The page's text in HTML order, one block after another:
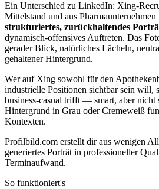
Ein Unterschied zu LinkedIn: Xing-
Mittelstand und aus Pharmaunternehmen
strukturiertes, zurückhaltendes
dynamisch-offensives Auftreten. Das
gerader Blick, natürliches Lächeln,
gehaltener Hintergrund.
Wer auf Xing sowohl für den
industrielle Positionen sichtbar sein will,
business-casual trifft — smart, aber nicht
Hintergrund in Grau oder Cremeweiß
Kontexten.
Profilbild.com erstellt dir aus wenigen
generiertes Porträt in professioneller
Terminaufwand.
So funktioniert's